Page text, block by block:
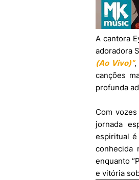
A cantora
adoradora
(Ao Vivo)”,
canções
profunda
Com
jornada
espiritual é
conhecida
enquanto
e vitória